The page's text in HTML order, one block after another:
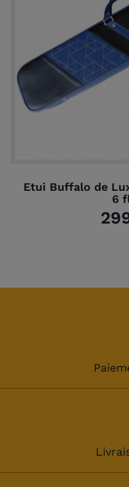
Etui Buffalo de
6